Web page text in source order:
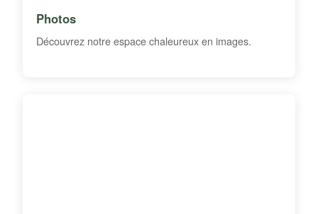
Photos
Découvrez notre espace chaleureux en images.